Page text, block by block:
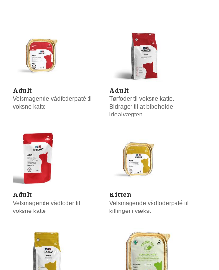
Ingen(12)
Drægtige eller lakterende
Restitution
Vægtproblemer
Tør kost
Killinger
Behandler
Våd kost
Adult
Velsmagende vådfoderpaté til
voksne katte
Adult
Tørfoder til voksne katte.
Bidrager til at bibeholde
idealvægten
Adult
Velsmagende vådfoder til
voksne katte
Kitten
Velsmagende vådfoderpaté til
killinger i vækst